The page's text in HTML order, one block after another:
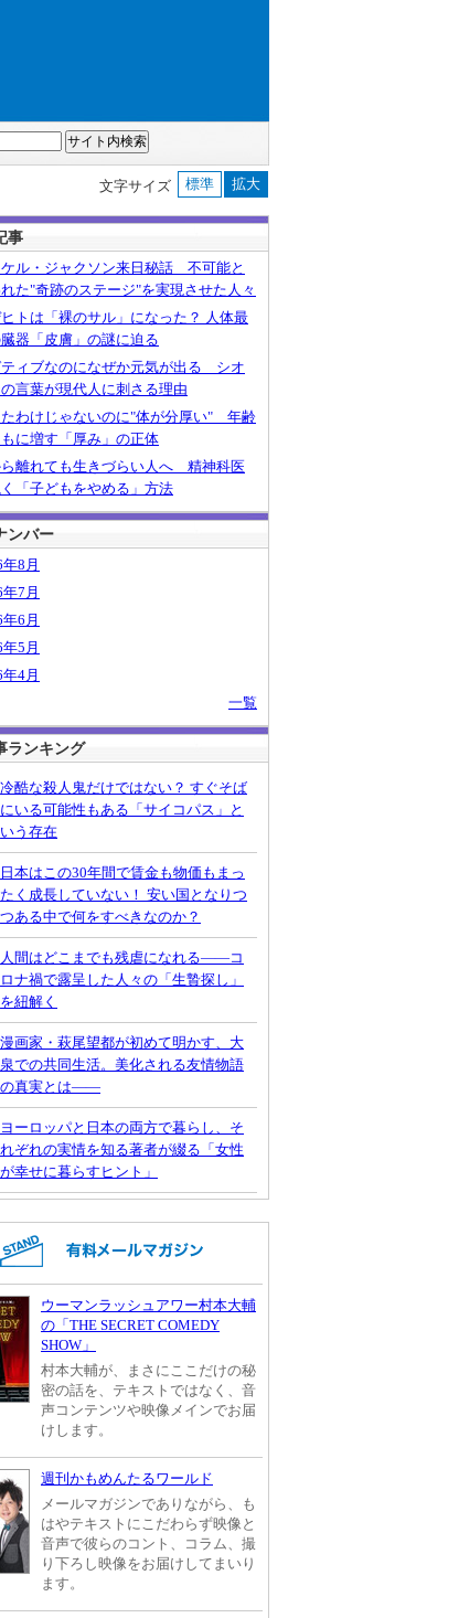
文字サイズ 標準 拡大
事
ル・ジャクソン来日秘話 不可能と
た"奇跡のステージ"を実現させた人々
トは「裸のサル」になった？ 人体最
器「皮膚」の謎に迫る
ティブなのになぜか元気が出る シオ
言葉が現代人に刺さる理由
わけじゃないのに"体が分厚い" 年齢
もに増す「厚み」の正体
離れても生きづらい人へ 精神科医
「子どもをやめる」方法
ンバー
8月
7月
6月
5月
4月
一覧
ランキング
冷酷な殺人鬼だけではない？ すぐそば
にいる可能性もある「サイコパス」と
いう存在
日本はこの30年間で賃金も物価もまっ
たく成長していない！ 安い国となりつ
つある中で何をすべきなのか？
人間はどこまでも残虐になれる――コ
ロナ禍で露呈した人々の「生贄探し」
を紐解く
漫画家・萩尾望都が初めて明かす、大
泉での共同生活。美化される友情物語
の真実とは――
ヨーロッパと日本の両方で暮らし、そ
れぞれの実情を知る著者が綴る「女性
が幸せに暮らすヒント」
ウーマンラッシュアワー村本大輔
の「THE SECRET COMEDY
SHOW」
村本大輔が、まさにここだけの秘
密の話を、テキストではなく、音
声コンテンツや映像メインでお届
けします。
週刊かもめんたるワールド
メールマガジンでありながら、も
はやテキストにこだわらず映像と
音声で彼らのコント、コラム、撮
り下ろし映像をお届けしてまいり
ます。